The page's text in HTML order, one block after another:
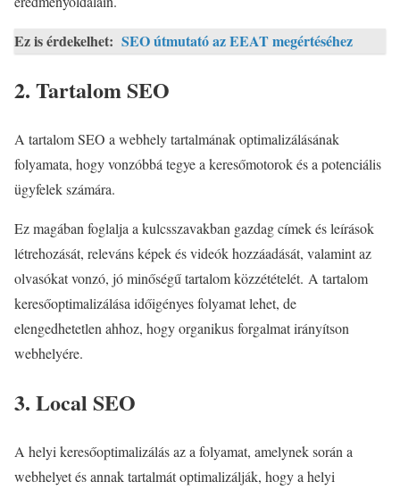
Ez is érdekelhet: SEO útmutató az EEAT megértéséhez
2. Tartalom SEO
A tartalom SEO a webhely tartalmának optimalizálásának
folyamata, hogy vonzóbbá tegye a keresőmotorok és a potenciális
ügyfelek számára.
Ez magában foglalja a kulcsszavakban gazdag címek és leírások
létrehozását, releváns képek és videók hozzáadását, valamint az
olvasókat vonzó, jó minőségű tartalom közzétételét. A tartalom
keresőoptimalizálása időigényes folyamat lehet, de
elengedhetetlen ahhoz, hogy organikus forgalmat irányítson
webhelyére.
3. Local SEO
A helyi keresőoptimalizálás az a folyamat, amelynek során a
webhelyet és annak tartalmát optimalizálják, hogy a helyi